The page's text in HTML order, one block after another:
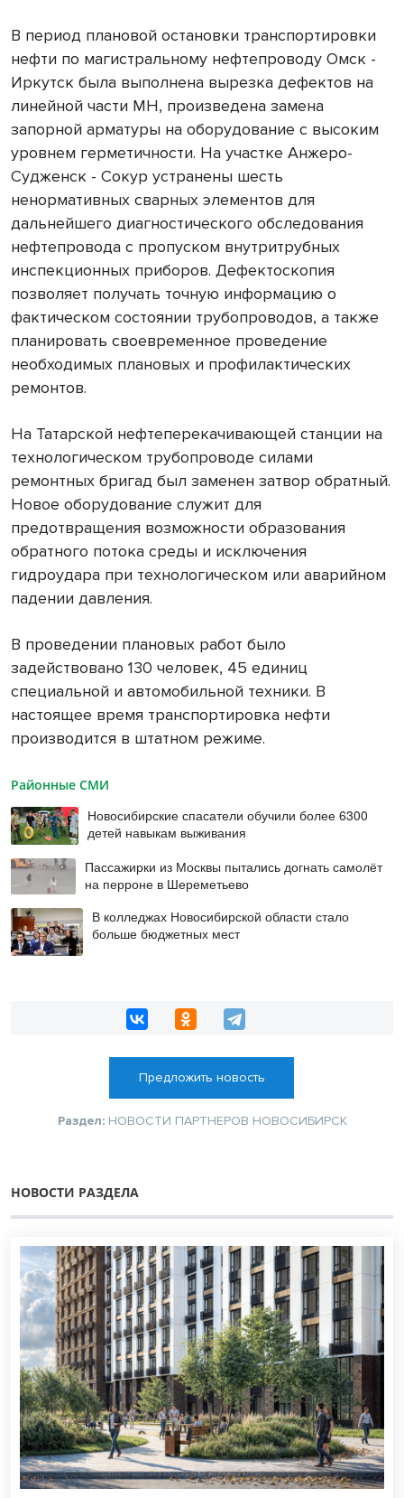
В период плановой остановки транспортировки
нефти по магистральному нефтепроводу Омск -
Иркутск была выполнена вырезка дефектов на
линейной части МН, произведена замена
запорной арматуры на оборудование с высоким
уровнем герметичности. На участке Анжеро-
Судженск - Сокур устранены шесть
ненормативных сварных элементов для
дальнейшего диагностического обследования
нефтепровода с пропуском внутритрубных
инспекционных приборов. Дефектоскопия
позволяет получать точную информацию о
фактическом состоянии трубопроводов, а также
планировать своевременное проведение
необходимых плановых и профилактических
ремонтов.
На Татарской нефтеперекачивающей станции на
технологическом трубопроводе силами
ремонтных бригад был заменен затвор обратный.
Новое оборудование служит для
предотвращения возможности образования
обратного потока среды и исключения
гидроудара при технологическом или аварийном
падении давления.
В проведении плановых работ было
задействовано 130 человек, 45 единиц
специальной и автомобильной техники. В
настоящее время транспортировка нефти
производится в штатном режиме.
Районные СМИ
Новосибирские спасатели обучили более 6300
детей навыкам выживания
Пассажирки из Москвы пытались догнать самолёт
на перроне в Шереметьево
В колледжах Новосибирской области стало
больше бюджетных мест
Предложить новость
Раздел: НОВОСТИ ПАРТНЕРОВ НОВОСИБИРСК
НОВОСТИ РАЗДЕЛА